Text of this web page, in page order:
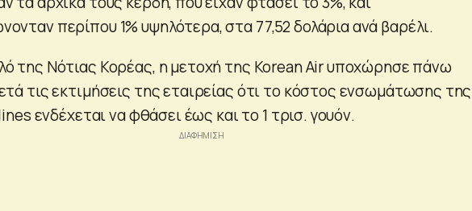
περίπου 1% υψηλότερα, στα 77,52 δολάρια ανά βαρέλι.
της Νότιας Κορέας, η μετοχή της Korean Air υποχώρησε πάνω
τις εκτιμήσεις της εταιρείας ότι το κόστος ενσωμάτωσης της
ενδέχεται να φθάσει έως και το 1 τρισ. γουόν.